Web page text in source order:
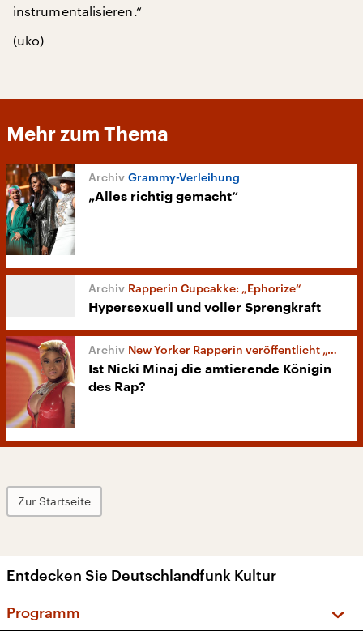
instrumentalisieren.“
(uko)
Mehr zum Thema
Grammy-Verleihung
„Alles richtig gemacht“
Rapperin Cupcakke: „Ephorize“
Hypersexuell und voller Sprengkraft
New Yorker Rapperin veröffentlicht „Queen“
Ist Nicki Minaj die amtierende Königin
des Rap?
Zur Startseite
Entdecken Sie Deutschlandfunk Kultur
Programm